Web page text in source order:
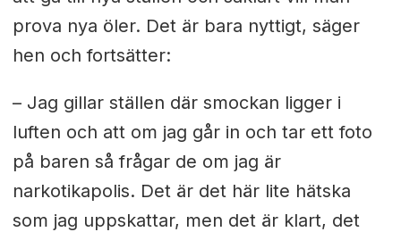
prova nya öler. Det är bara nyttigt, säger
hen och fortsätter:
– Jag gillar ställen där smockan ligger i
luften och att om jag går in och tar ett foto
på baren så frågar de om jag är
narkotikapolis. Det är det här lite hätska
som jag uppskattar, men det är klart, det